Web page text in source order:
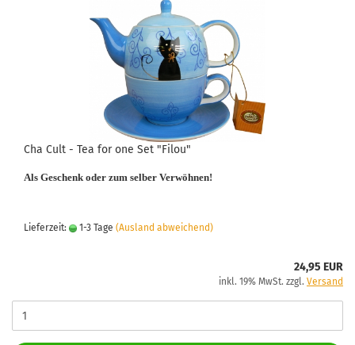
Cha Cult - Tea for one Set "Filou"
Als Geschenk oder zum selber Verwöhnen!
Lieferzeit: 1-3 Tage (Ausland abweichend)
24,95 EUR
inkl. 19% MwSt. zzgl. Versand